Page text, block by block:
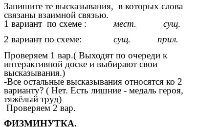
Запишите те высказывания, в которых слова
связаны взаимной связью.
1 вариант по схеме :мест. сущ.
2 вариант по схеме: сущ. прил.
Проверяем 1 вар.( Выходят по очереди к
интерактивной доске и выбирают свои
высказывания.)
-Все остальные высказывания относятся ко 2
варианту? ( Нет. Есть лишние - медаль героя,
тяжёлый труд)
Проверяем 2 вар.
ФИЗМИНУТКА.